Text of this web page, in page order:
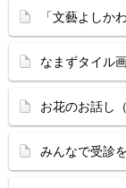
「文藝よしか
なまずタイル
お花のお話し
みんなで受診